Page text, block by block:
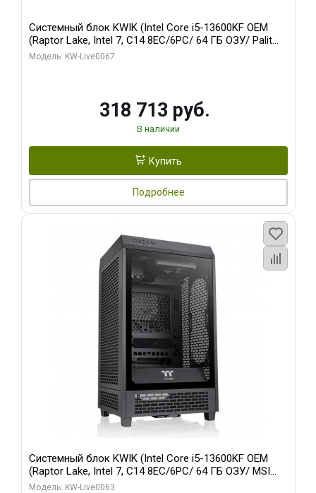
Системный блок KWIK (Intel Core i5-13600KF OEM
(Raptor Lake, Intel 7, C14 8EC/6PC/ 64 ГБ ОЗУ/ Palit
RTX5080 GAMINGPRO OC 16GB GDDR7 256bit 3xDP
Модель: KW-Live0067
318 713 руб.
В наличии
Купить
Подробнее
Системный блок KWIK (Intel Core i5-13600KF OEM
(Raptor Lake, Intel 7, C14 8EC/6PC/ 64 ГБ ОЗУ/ MSI
RTX5080 VENTUS 3X OC 16GB GDDR7 256bit 3xDP
Модель: KW-Live0063